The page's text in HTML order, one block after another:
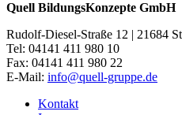
Quell BildungsKonzepte GmbH
Rudolf-Diesel-Straße 12 | 21684
Tel: 04141 411 980 10
Fax: 04141 411 980 22
E-Mail: info@quell-gruppe.de
Kontakt